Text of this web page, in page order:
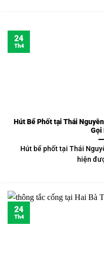
Hút Bể Phốt tại Thái
Gọi
Hút bể phốt tại Thái
hiện
24
Th4
24
Th4